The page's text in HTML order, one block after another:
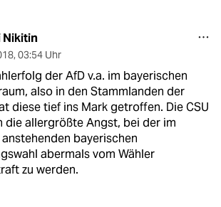
Nikitin
, 03:54 Uhr
der AfD v.a. im bayerischen
also in den Stammlanden der
diese tief ins Mark getroffen. Die CSU
die allergrößte Angst, bei der im
bayerischen
abermals vom Wähler
zu werden.